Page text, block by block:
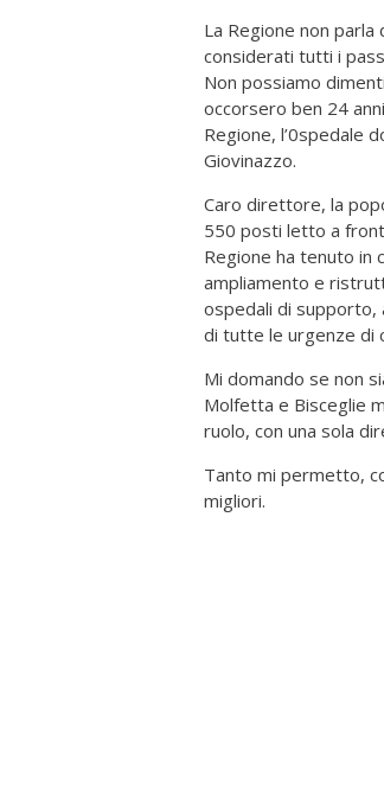
La Regione non
considerati tutti i
Non possiamo
occorsero ben 24
Regione, l’0spedale
Giovinazzo.
Caro direttore, la
550 posti letto a
Regione ha tenuto in
ampliamento e
ospedali di supporto,
di tutte le urgenze di
Mi domando se non
Molfetta e Bisceglie
ruolo, con una sola
Tanto mi permetto,
migliori.